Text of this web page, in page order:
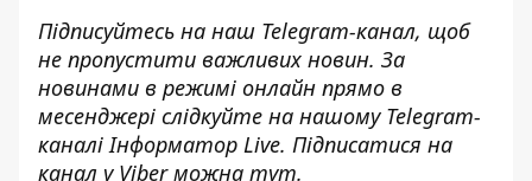
Підписуйтесь на наш Telegram-канал, щоб
не пропустити важливих новин. За
новинами в режимі онлайн прямо в
месенджері слідкуйте на нашому Telegram-
каналіІнформатор Live. Підписатися на
канал у Viber можна тут.